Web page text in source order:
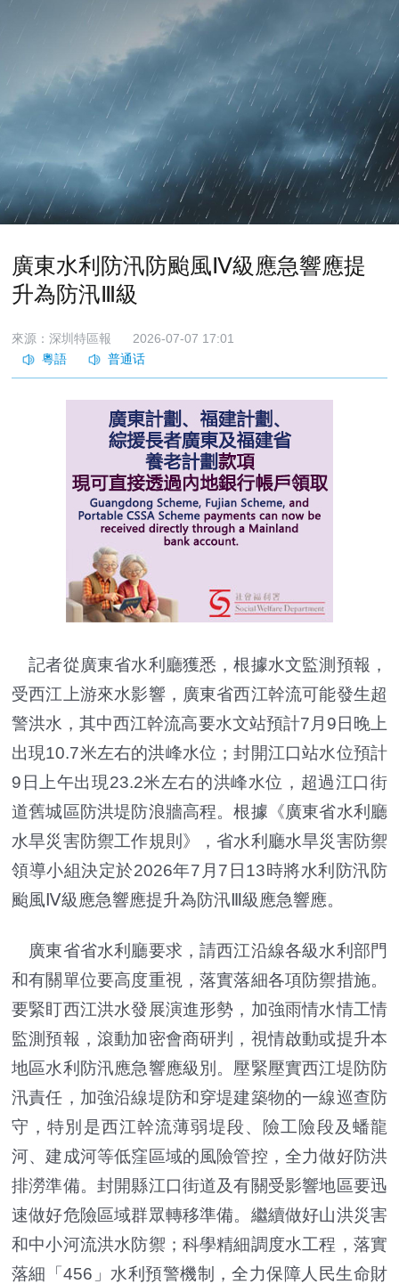
廣東水利防汛防颱風Ⅳ級應急響應提
升為防汛Ⅲ級
來源：深圳特區報 2026-07-07 17:01
記者從廣東省水利廳獲悉，根據水文監測預報，
受西江上游來水影響，廣東省西江幹流可能發生超
警洪水，其中西江幹流高要水文站預計7月9日晚上
出現10.7米左右的洪峰水位；封開江口站水位預計
9日上午出現23.2米左右的洪峰水位，超過江口街
道舊城區防洪堤防浪牆高程。根據《廣東省水利廳
水旱災害防禦工作規則》，省水利廳水旱災害防禦
領導小組決定於2026年7月7日13時將水利防汛防
颱風Ⅳ級應急響應提升為防汛Ⅲ級應急響應。
廣東省省水利廳要求，請西江沿線各級水利部門
和有關單位要高度重視，落實落細各項防禦措施。
要緊盯西江洪水發展演進形勢，加強雨情水情工情
監測預報，滾動加密會商研判，視情啟動或提升本
地區水利防汛應急響應級別。壓緊壓實西江堤防防
汛責任，加強沿線堤防和穿堤建築物的一線巡查防
守，特別是西江幹流薄弱堤段、險工險段及蟠龍
河、建成河等低窪區域的風險管控，全力做好防洪
排澇準備。封開縣江口街道及有關受影響地區要迅
速做好危險區域群眾轉移準備。繼續做好山洪災害
和中小河流洪水防禦；科學精細調度水工程，落實
落細「456」水利預警機制，全力保障人民生命財